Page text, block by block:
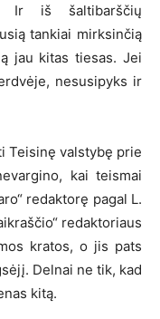
Ir iš šaltibarščių
tankiai mirksinčią
jau kitas tiesas. Jei
nesusipyks ir
Teisinę valstybę prie
kai teismai
redaktorę pagal L.
redaktoriaus
kratos, o jis pats
Delnai ne tik, kad
kitą.